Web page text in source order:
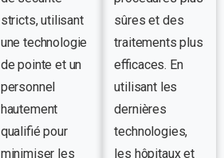
stricts, utilisant
une technologie
de pointe et un
personnel
hautement
qualifié pour
minimiser les
sûres et des
traitements plus
efficaces. En
utilisant les
dernières
technologies,
les hôpitaux et